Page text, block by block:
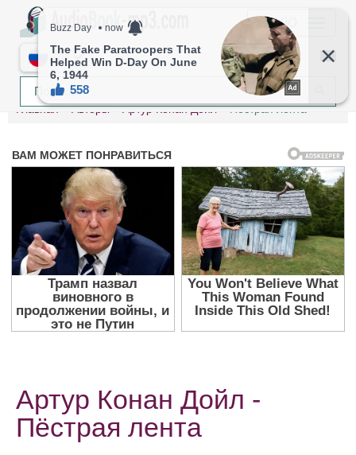
МЕНЮ
RU
Главная Авторы Артур Конан Дойл Пёстрая лента
Артур Конан Дойл -
Пёстрая лента